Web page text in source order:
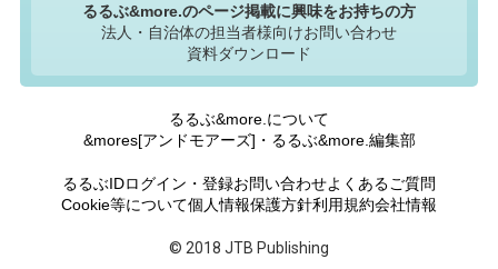
るるぶ&more.のページ掲載に興味をお持ちの方
法人・自治体の担当者様向けお問い合わせ
資料ダウンロード
るるぶ&more.について
&mores[アンドモアーズ]・るるぶ&more.編集部
るるぶIDログイン・登録お問い合わせよくあるご質問
Cookie等について個人情報保護方針利用規約会社情報
© 2018 JTB Publishing